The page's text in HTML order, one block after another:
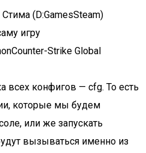
(D:GamesSteam)
игру
Strike Global
всех конфигов — cfg. То есть
которые мы будем
или же запускать
вызываться именно из